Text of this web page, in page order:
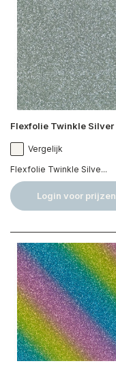
Flexfolie Twinkle Silver
Vergelijk
Flexfolie Twinkle Silve...
Login voor prijzen